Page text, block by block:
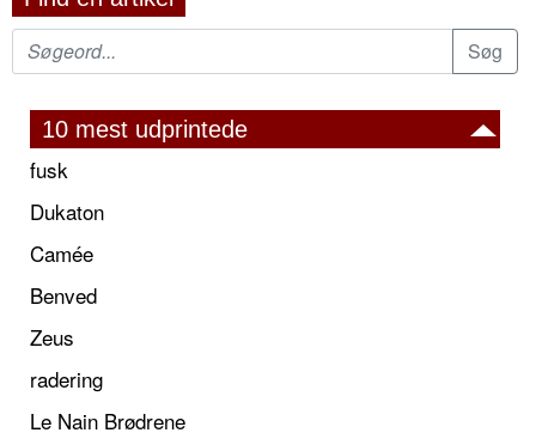
10 mest udprintede
fusk
Dukaton
Camée
Benved
Zeus
radering
Le Nain Brødrene